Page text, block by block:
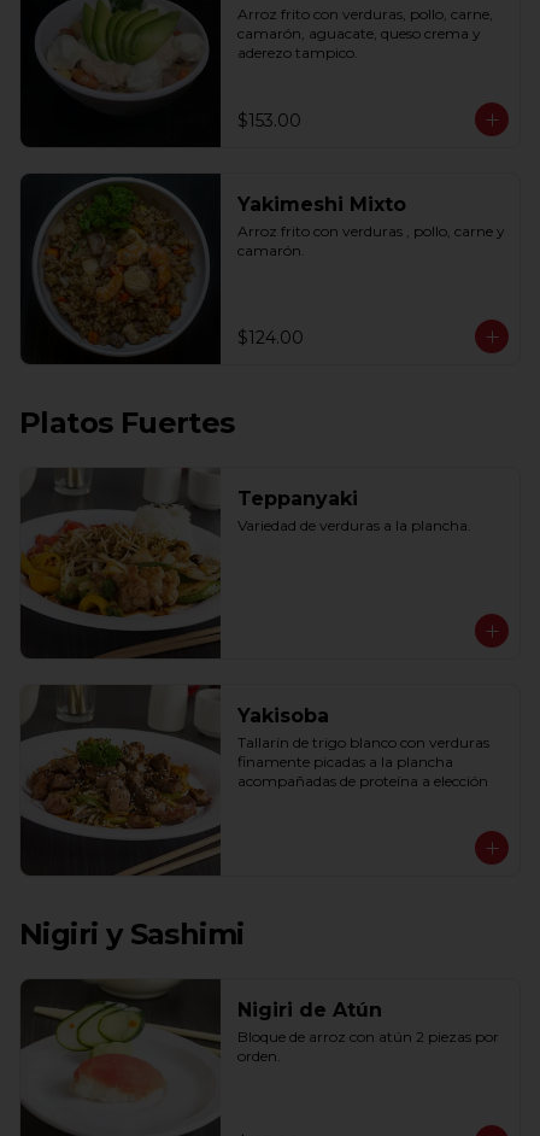
Arroz frito con verduras, pollo, carne,
camarón, aguacate, queso crema y
aderezo tampico.
$153.00
Yakimeshi Mixto
Arroz frito con verduras , pollo, carne y
camarón.
$124.00
Platos Fuertes
Teppanyaki
Variedad de verduras a la plancha.
Yakisoba
Tallarín de trigo blanco con verduras
finamente picadas a la plancha
acompañadas de proteína a elección
Nigiri y Sashimi
Nigiri de Atún
Bloque de arroz con atún 2 piezas por
orden.